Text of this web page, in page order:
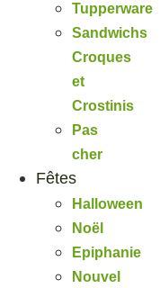
Tupperware
Sandwichs
Croques
et
Crostinis
Pas
cher
Fêtes
Halloween
Noël
Epiphanie
Nouvel